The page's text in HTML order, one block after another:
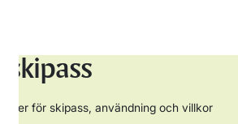
skipass
gäller för skipass, användning och villkor